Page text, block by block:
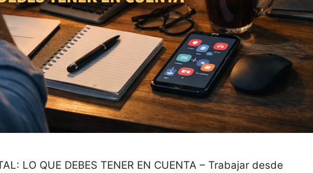
LO QUE DEBES TENER EN CUENTA – Trabajar desde